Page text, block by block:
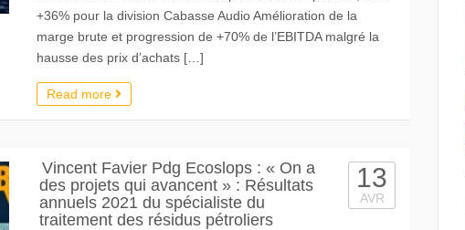
+36% pour la division Cabasse Audio Amélioration de la
marge brute et progression de +70% de l’EBITDA malgré la
hausse des prix d’achats […]
Read more
Vincent Favier Pdg Ecoslops : « On a
des projets qui avancent » : Résultats
annuels 2021 du spécialiste du
traitement des résidus pétroliers
13
AVR